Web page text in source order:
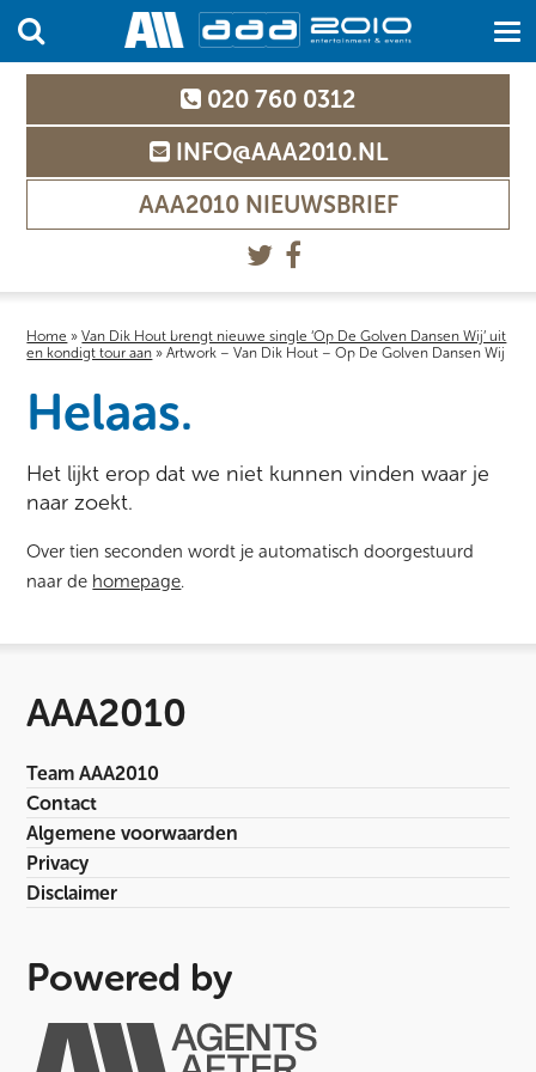
020 760 0312
INFO@AAA2010.NL
AAA2010 NIEUWSBRIEF
Home »Van Dik Hout brengt nieuwe single ‘Op De Golven Dansen Wij’ uit
en kondigt tour aan »Artwork – Van Dik Hout – Op De Golven Dansen Wij
Helaas.
Het lijkt erop dat we niet kunnen vinden waar je
naar zoekt.
Over tien seconden wordt je automatisch doorgestuurd
naar de homepage.
AAA2010
Team AAA2010
Contact
Algemene voorwaarden
Privacy
Disclaimer
Powered by